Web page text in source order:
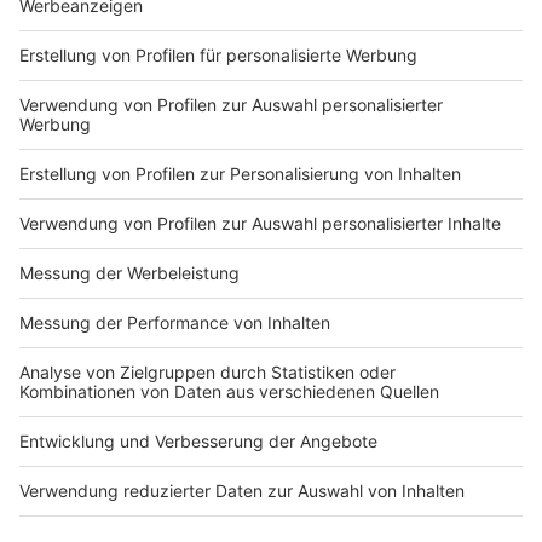
werden. Gegen alle drei
wird jetzt ermittelt, unter
anderem wegen
gefährlicher
gefesselt werden. Gegen alle drei wird jetzt
ermittelt, unter anderem wegen gefährlicher
Körperverletzung.
Impressum
Nutzungsbedingungen
Jobs
Presse
Werben
Kontakt
Studio-Hotline
Verkehrs-Hotline
Newsletter